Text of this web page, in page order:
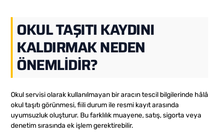
OKUL TAŞITI KAYDINI
KALDIRMAK NEDEN
ÖNEMLIDIR?
Okul servisi olarak kullanılmayan bir aracın tescil bilgilerinde hâlâ
okul taşıtı görünmesi, fiili durum ile resmi kayıt arasında
uyumsuzluk oluşturur. Bu farklılık muayene, satış, sigorta veya
denetim sırasında ek işlem gerektirebilir.